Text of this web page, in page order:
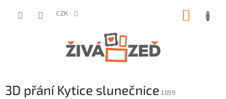
CZK
3D přání Kytice slunečnice 1059